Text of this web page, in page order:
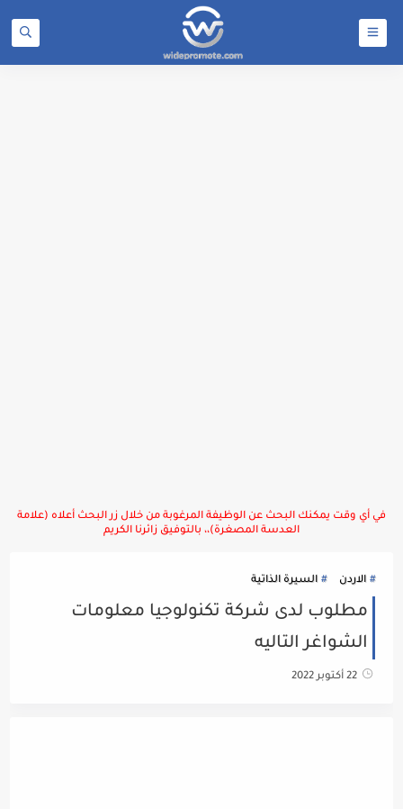
في أي وقت يمكنك البحث عن الوظيفة المرغوبة من خلال زر البحث أعلاه (علامة
العدسة المصغرة)،، بالتوفيق زائرنا الكريم
الاردن السيرة الذاتية
مطلوب لدى شركة تكنولوجيا معلومات
الشواغر التاليه
22 أكتوبر 2022